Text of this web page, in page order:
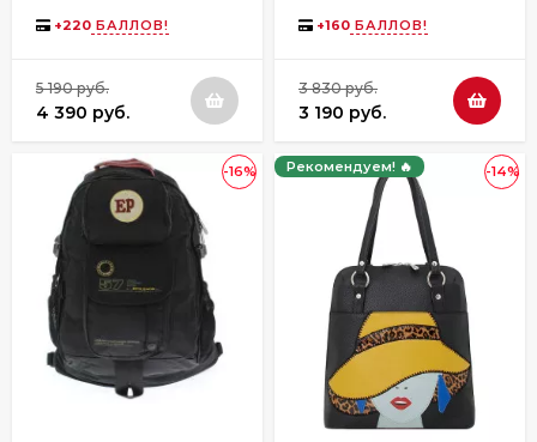
+220 БАЛЛОВ!
5 190 руб.
4 390 руб.
+160 БАЛЛОВ!
3 830 руб.
3 190 руб.
-16% -14%
Рекомендуем! 🔥